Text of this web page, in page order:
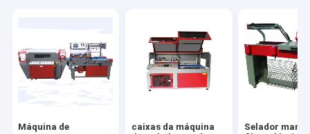
Máquina de
caixas da máquina
Selador